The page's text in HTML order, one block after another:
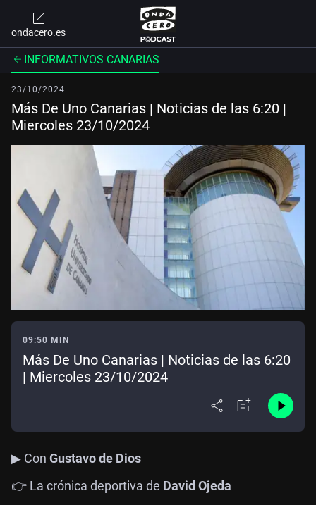
ondacero.es
INFORMATIVOS CANARIAS
23/10/2024
Más De Uno Canarias | Noticias de las 6:20 |
Miercoles 23/10/2024
09:50 MIN
Más De Uno Canarias | Noticias de las 6:20
| Miercoles 23/10/2024
▶ Con Gustavo de Dios
👉 La crónica deportiva de David Ojeda